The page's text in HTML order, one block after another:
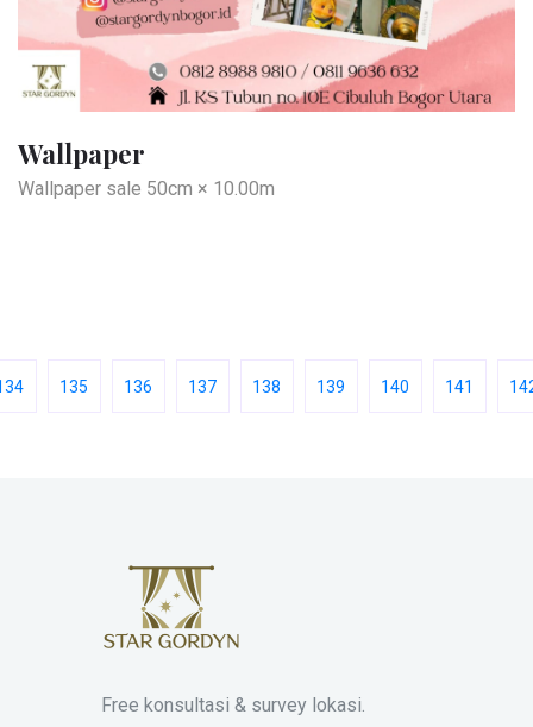
Wallpaper
Wallpaper sale 50cm × 10.00m
135 136 137 138 139 140 141
Free konsultasi & survey lokasi.